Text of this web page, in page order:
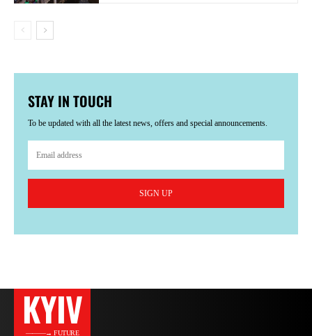
STAY IN TOUCH
To be updated with all the latest news, offers and special announcements.
SIGN UP
KYIV
———→ FUTURE